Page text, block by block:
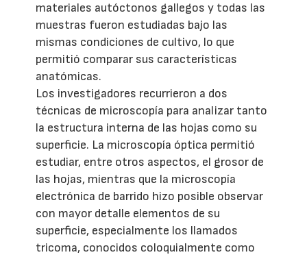
materiales autóctonos gallegos y todas las
muestras fueron estudiadas bajo las
mismas condiciones de cultivo, lo que
permitió comparar sus características
anatómicas.
Los investigadores recurrieron a dos
técnicas de microscopía para analizar tanto
la estructura interna de las hojas como su
superficie. La microscopía óptica permitió
estudiar, entre otros aspectos, el grosor de
las hojas, mientras que la microscopía
electrónica de barrido hizo posible observar
con mayor detalle elementos de su
superficie, especialmente los llamados
tricoma, conocidos coloquialmente como